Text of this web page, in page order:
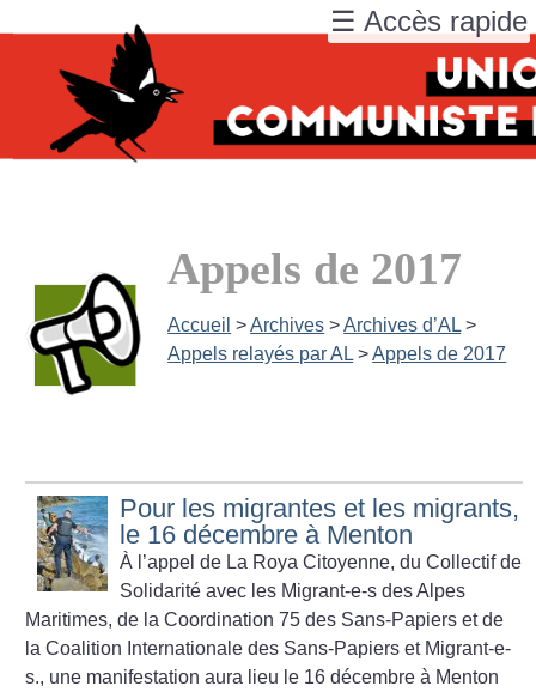
Appels de 2017
Accueil >Archives >Archives d’AL >
Appels relayés par AL >Appels de 2017
Pour les migrantes et les migrants,
le 16 décembre à Menton
À l’appel de La Roya Citoyenne, du Collectif de
Solidarité avec les Migrant-e-s des Alpes
Maritimes, de la Coordination 75 des Sans-Papiers et de
la Coalition Internationale des Sans-Papiers et Migrant-e-
s., une manifestation aura lieu le 16 décembre à Menton
☰ Accès rapide